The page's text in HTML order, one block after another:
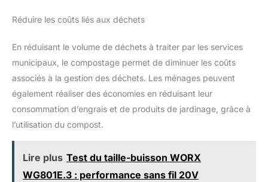
Réduire les coûts liés aux déchets
En réduisant le volume de déchets à traiter par les services
municipaux, le compostage permet de diminuer les coûts
associés à la gestion des déchets. Les ménages peuvent
également réaliser des économies en réduisant leur
consommation d’engrais et de produits de jardinage, grâce à
l’utilisation du compost.
Lire plus Test du taille-buisson WORX
WG801E.3 : performance sans fil 20V